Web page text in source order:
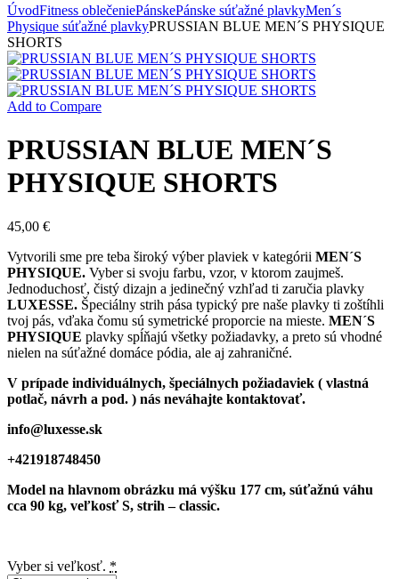
ÚvodFitness oblečeniePánskePánske súťažné plavkyMen´s
Physique súťažné plavkyPRUSSIAN BLUE MEN´S PHYSIQUE
SHORTS
Add to Compare
PRUSSIAN BLUE MEN´S
PHYSIQUE SHORTS
45,00 €
Vytvorili sme pre teba široký výber plaviek v kategórii MEN´S
PHYSIQUE. Vyber si svoju farbu, vzor, v ktorom zaujmeš.
Jednoduchosť, čistý dizajn a jedinečný vzhľad ti zaručia plavky
LUXESSE. Špeciálny strih pása typický pre naše plavky ti zoštíhli
tvoj pás, vďaka čomu sú symetrické proporcie na mieste. MEN´S
PHYSIQUE plavky spĺňajú všetky požiadavky, a preto sú vhodné
nielen na súťažné domáce pódia, ale aj zahraničné.
V prípade individuálnych, špeciálnych požiadaviek ( vlastná
potlač, návrh a pod. ) nás neváhajte kontaktovať.
info@luxesse.sk
+421918748450
Model na hlavnom obrázku má výšku 177 cm, súťažnú váhu
cca 90 kg, veľkosť S, strih – classic.
Vyber si veľkosť. *